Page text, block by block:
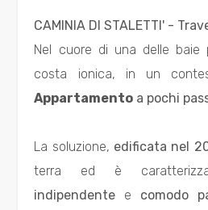
CAMINIA DI STALETTI' -
Nel cuore di una delle baie
costa ionica, in un
Appartamento a pochi
La soluzione, edificata nel
terra ed è
indipendente e comodo
Residenziali
Commerciali
Industriali
Terreni